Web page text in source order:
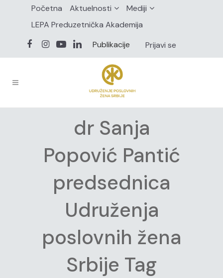
Početna Aktuelnosti
Mediji
LEPA Preduzetnička Akademija
Publikacije
Prijavi se
dr Sanja
Popović Pantić
predsednica
Udruženja
poslovnih žena
Srbije Tag